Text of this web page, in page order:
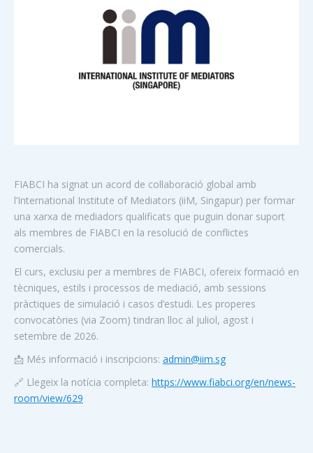
FIABCI ha signat un acord de col·laboració global amb
l’International Institute of Mediators (iiM, Singapur) per formar
una xarxa de mediadors qualificats que puguin donar suport
als membres de FIABCI en la resolució de conflictes
comercials.
El curs, exclusiu per a membres de FIABCI, ofereix formació en
tècniques, estils i processos de mediació, amb sessions
pràctiques de simulació i casos d’estudi. Les properes
convocatòries (via Zoom) tindran lloc al juliol, agost i
setembre de 2026.
📩 Més informació i inscripcions: admin@iim.sg
🔗 Llegeix la notícia completa: https://www.fiabci.org/en/news-
room/view/629